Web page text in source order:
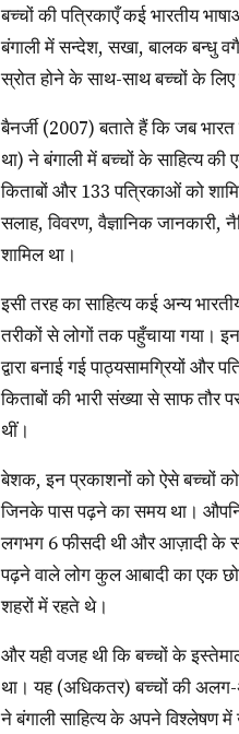
बच्चों की पत्रिकाएँ कई भारतीय भाषाओं में भी प्रकाशित होती थीं (जैसे कि हिन्दी में बालक, खिलौना और कन्या मनोरंजन;
बंगाली में सन्देश, सखा, बालक बन्धु
स्रोत होने के साथ-साथ बच्चों के
बैनर्जी (2007) बताते हैं कि जब भारत के राष्ट्रीय पुस्तकालय (ब्रिटिश शासन के दौरान जिसे इम्पीरियल लाइब्रेरी कहा जाता
था) ने बंगाली में बच्चों के साहित्य
किताबों और 133 पत्रिकाओं को
सलाह, विवरण, वैज्ञानिक जानकारी,
शामिल था।
इसी तरह का साहित्य कई अन्य भारतीय भाषाओं में भी सामने आने लगा। (देखें, चन्द्रा, 2007; निझवान, 2004)। इन्हें भी उन्हीं
तरीकों से लोगों तक पहुँचाया गया।
द्वारा बनाई गई पाठ्यसामग्रियों
किताबों की भारी संख्या से साफ
थीं।
बेशक, इन प्रकाशनों को ऐसे बच्चों को ध्यान में रखकर तैयार किया गया जो पढ़ सकते थे, जिनके पास किताबें उपलब्ध थीं, और
जिनके पास पढ़ने का समय था।
लगभग 6 फीसदी थी और आज़ादी के
पढ़ने वाले लोग कुल आबादी का एक
शहरों में रहते थे।
और यही वजह थी कि बच्चों के इस्तेमाल के लिए बनाया गया साहित्य इस छोटे-से समूह के इस्तेमाल के लिए ही तैयार किया गया
था। यह (अधिकतर) बच्चों की
ने बंगाली साहित्य के अपने विश्लेषण